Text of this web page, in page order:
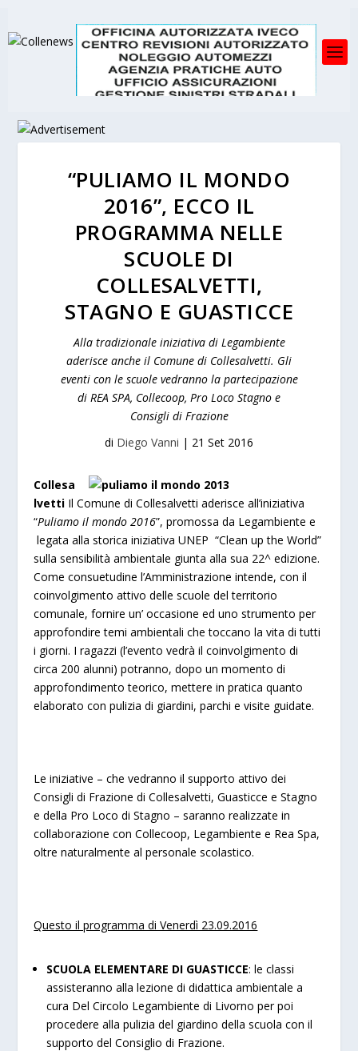
“PULIAMO IL MONDO
2016”, ECCO IL
PROGRAMMA NELLE
SCUOLE DI
COLLESALVETTI,
STAGNO E GUASTICCE
Alla tradizionale iniziativa di Legambiente
aderisce anche il Comune di Collesalvetti. Gli
eventi con le scuole vedranno la partecipazione
di REA SPA, Collecoop, Pro Loco Stagno e
Consigli di Frazione
di Diego Vanni | 21 Set 2016
Collesa
lvetti Il Comune di Collesalvetti aderisce all’iniziativa
“Puliamo il mondo 2016”, promossa da Legambiente e
legata alla storica iniziativa UNEP “Clean up the World”
sulla sensibilità ambientale giunta alla sua 22^ edizione.
Come consuetudine l’Amministrazione intende, con il
coinvolgimento attivo delle scuole del territorio
comunale, fornire un’ occasione ed uno strumento per
approfondire temi ambientali che toccano la vita di tutti
i giorni. I ragazzi (l’evento vedrà il coinvolgimento di
circa 200 alunni) potranno, dopo un momento di
approfondimento teorico, mettere in pratica quanto
elaborato con pulizia di giardini, parchi e visite guidate.
Le iniziative – che vedranno il supporto attivo dei
Consigli di Frazione di Collesalvetti, Guasticce e Stagno
e della Pro Loco di Stagno – saranno realizzate in
collaborazione con Collecoop, Legambiente e Rea Spa,
oltre naturalmente al personale scolastico.
Questo il programma di Venerdì 23.09.2016
SCUOLA ELEMENTARE DI GUASTICCE: le classi
assisteranno alla lezione di didattica ambientale a
cura Del Circolo Legambiente di Livorno per poi
procedere alla pulizia del giardino della scuola con il
supporto del Consiglio di Frazione.